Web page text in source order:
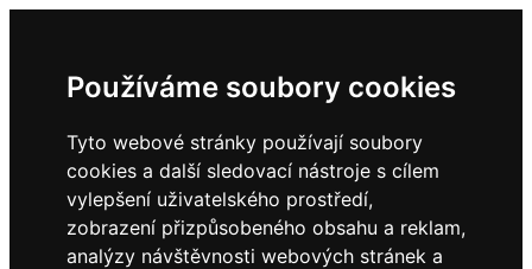
Používáme soubory cookies
Tyto webové stránky používají soubory
cookies a další sledovací nástroje s cílem
vylepšení uživatelského prostředí,
zobrazení přizpůsobeného obsahu a reklam,
analýzy návštěvnosti webových stránek a